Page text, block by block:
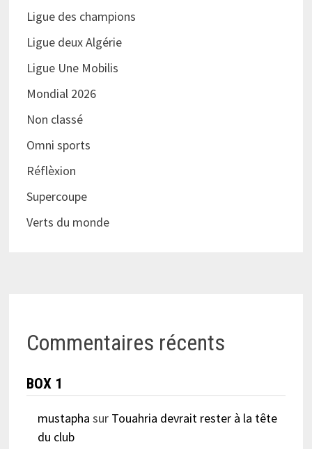
Ligue des champions
Ligue deux Algérie
Ligue Une Mobilis
Mondial 2026
Non classé
Omni sports
Réflèxion
Supercoupe
Verts du monde
Commentaires récents
BOX 1
mustapha sur Touahria devrait rester à la tête
du club